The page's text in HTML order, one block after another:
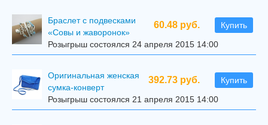
60.48 руб. Купить
Браслет с подвесками
«Совы и жаворонок»
Розыгрыш состоялся 24 апреля 2015 14:00
392.73 руб. Купить
Оригинальная женская
сумка-конверт
Розыгрыш состоялся 21 апреля 2015 14:00